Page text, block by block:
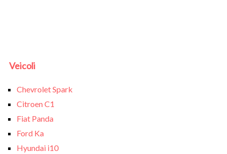
Veicoli
Chevrolet Spark
Citroen C1
Fiat Panda
Ford Ka
Hyundai i10